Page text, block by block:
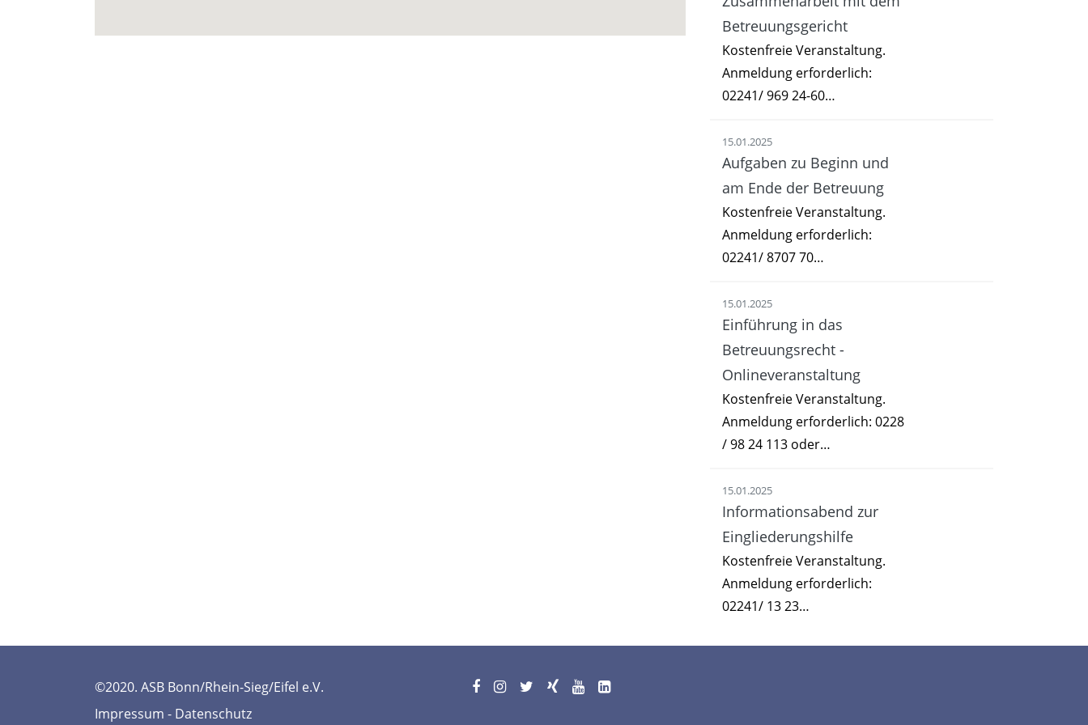
Betreuungsgericht
Kostenfreie Veranstaltung.
Anmeldung erforderlich:
02241/ 969 24-60…
15.01.2025
Aufgaben zu Beginn und
am Ende der Betreuung
Kostenfreie Veranstaltung.
Anmeldung erforderlich:
02241/ 8707 70…
15.01.2025
Einführung in das
Betreuungsrecht -
Onlineveranstaltung
Kostenfreie Veranstaltung.
Anmeldung erforderlich: 0228
/ 98 24 113 oder…
15.01.2025
Informationsabend zur
Eingliederungshilfe
Kostenfreie Veranstaltung.
Anmeldung erforderlich:
02241/ 13 23…
©2020. ASB Bonn/Rhein-Sieg/Eifel e.V.
Impressum - Datenschutz